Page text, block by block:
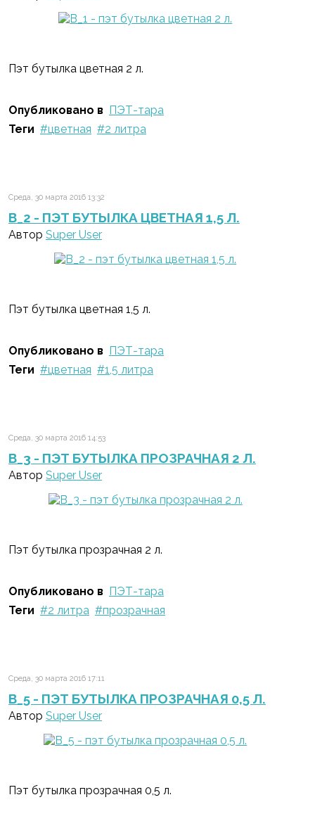
Пэт бутылка цветная 2 л.
Опубликовано в ПЭТ-тара
Теги
цветная 2 литра
Среда, 30 марта 2016 13:32
B_2 - ПЭТ БУТЫЛКА ЦВЕТНАЯ 1,5 Л.
Автор Super User
Пэт бутылка цветная 1,5 л.
Опубликовано в ПЭТ-тара
Теги
цветная 1,5 литра
Среда, 30 марта 2016 14:53
B_3 - ПЭТ БУТЫЛКА ПРОЗРАЧНАЯ 2 Л.
Автор Super User
Пэт бутылка прозрачная 2 л.
Опубликовано в ПЭТ-тара
Теги
2 литра прозрачная
Среда, 30 марта 2016 17:11
B_5 - ПЭТ БУТЫЛКА ПРОЗРАЧНАЯ 0,5 Л.
Автор Super User
Пэт бутылка прозрачная 0,5 л.